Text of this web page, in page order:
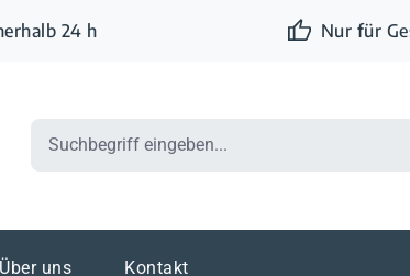
24 h Nur für
Über uns Kontakt